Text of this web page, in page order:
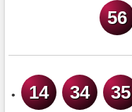
56
• 14 34 35